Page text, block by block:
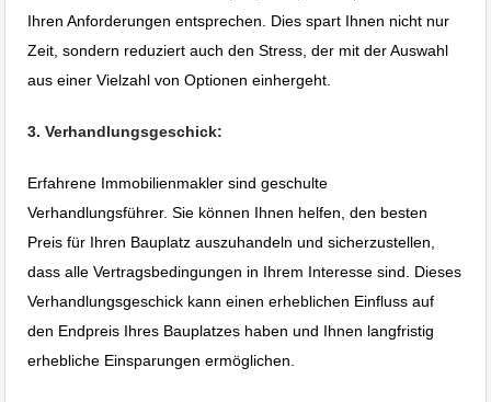
Ihren Anforderungen entsprechen. Dies spart Ihnen nicht nur
Zeit, sondern reduziert auch den Stress, der mit der Auswahl
aus einer Vielzahl von Optionen einhergeht.
3. Verhandlungsgeschick:
Erfahrene Immobilienmakler sind geschulte
Verhandlungsführer. Sie können Ihnen helfen, den besten
Preis für Ihren Bauplatz auszuhandeln und sicherzustellen,
dass alle Vertragsbedingungen in Ihrem Interesse sind. Dieses
Verhandlungsgeschick kann einen erheblichen Einfluss auf
den Endpreis Ihres Bauplatzes haben und Ihnen langfristig
erhebliche Einsparungen ermöglichen.